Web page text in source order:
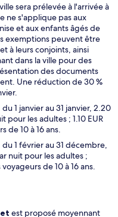
sera prélevée à l'arrivée à
ne s'applique pas aux
et aux enfants âgés de
exemptions peuvent être
à leurs conjoints, ainsi
dans la ville pour des
des documents
Une réduction de 30 %
1 janvier au 31 janvier, 2.20
pour les adultes ; 1.10 EUR
de 10 à 16 ans.
1 février au 31 décembre,
nuit pour les adultes ;
de 10 à 16 ans.
est proposé moyennant